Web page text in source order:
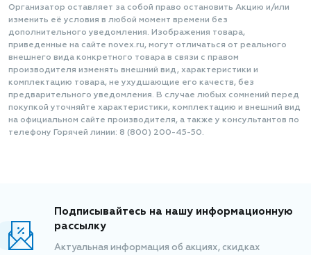
Организатор оставляет за собой право остановить Акцию и/или
изменить её условия в любой момент времени без
дополнительного уведомления. Изображения товара,
приведенные на сайте novex.ru, могут отличаться от реального
внешнего вида конкретного товара в связи с правом
производителя изменять внешний вид, характеристики и
комплектацию товара, не ухудшающие его качеств, без
предварительного уведомления. В случае любых сомнений перед
покупкой уточняйте характеристики, комплектацию и внешний вид
на официальном сайте производителя, а также у консультантов по
телефону Горячей линии: 8 (800) 200-45-50.
Подписывайтесь на нашу информационную
рассылку
Актуальная информация об акциях, скидках